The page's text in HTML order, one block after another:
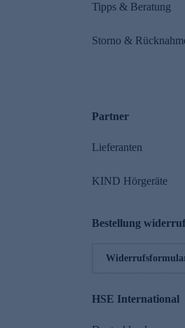
Tipps & Beratung
Storno &
Partner
Lieferanten
KIND Hörgeräte
Bestellung
HSE International